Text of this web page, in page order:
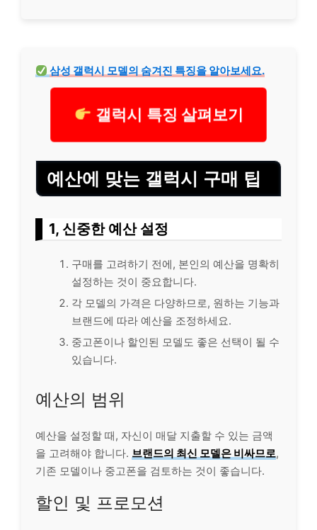
삼성 갤럭시 모델의 숨겨진 특징을 알아보세요.
갤럭시 특징 살펴보기
예산에 맞는 갤럭시 구매 팁
1, 신중한 예산 설정
구매를 고려하기 전에, 본인의 예산을 명확히
설정하는 것이 중요합니다.
각 모델의 가격은 다양하므로, 원하는 기능과
브랜드에 따라 예산을 조정하세요.
중고폰이나 할인된 모델도 좋은 선택이 될 수
있습니다.
예산의 범위
예산을 설정할 때, 자신이 매달 지출할 수 있는 금액
을 고려해야 합니다. 브랜드의 최신 모델은 비싸므로,
기존 모델이나 중고폰을 검토하는 것이 좋습니다.
할인 및 프로모션